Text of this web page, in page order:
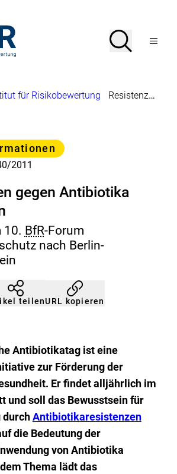
Suche
SucheMenü
für Risikobewertung
Resistenzen gegen Antibiotika bekämpfen
2011
gegen Antibiotika
10. BfR-Forum
nach Berlin-
teilenURL kopieren
Antibiotikatag ist eine
zur Förderung der
Er findet alljährlich im
und soll das Bewusstsein für
durchE
x
t
e
Antibiotikaresistenzen
die Bedeutung der
von Antibiotika
Thema lädt das